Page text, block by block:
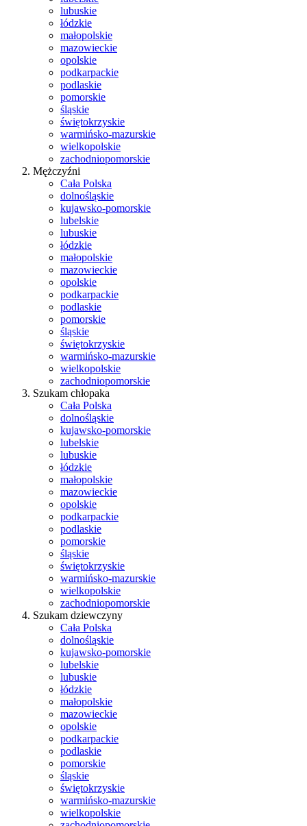
lubuskie
łódzkie
małopolskie
mazowieckie
opolskie
podkarpackie
podlaskie
pomorskie
śląskie
świętokrzyskie
warmińsko-mazurskie
wielkopolskie
zachodniopomorskie
Mężczyźni
Cała Polska
dolnośląskie
kujawsko-pomorskie
lubelskie
lubuskie
łódzkie
małopolskie
mazowieckie
opolskie
podkarpackie
podlaskie
pomorskie
śląskie
świętokrzyskie
warmińsko-mazurskie
wielkopolskie
zachodniopomorskie
Szukam chłopaka
Cała Polska
dolnośląskie
kujawsko-pomorskie
lubelskie
lubuskie
łódzkie
małopolskie
mazowieckie
opolskie
podkarpackie
podlaskie
pomorskie
śląskie
świętokrzyskie
warmińsko-mazurskie
wielkopolskie
zachodniopomorskie
Szukam dziewczyny
Cała Polska
dolnośląskie
kujawsko-pomorskie
lubelskie
lubuskie
łódzkie
małopolskie
mazowieckie
opolskie
podkarpackie
podlaskie
pomorskie
śląskie
świętokrzyskie
warmińsko-mazurskie
wielkopolskie